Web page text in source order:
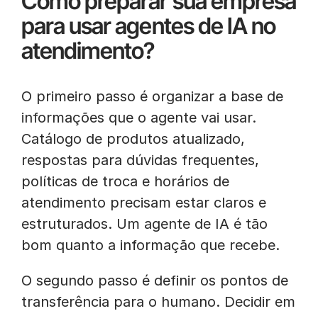
para usar agentes de IA no
atendimento?
O primeiro passo é organizar a base de
informações que o agente vai usar.
Catálogo de produtos atualizado,
respostas para dúvidas frequentes,
políticas de troca e horários de
atendimento precisam estar claros e
estruturados. Um agente de IA é tão
bom quanto a informação que recebe.
O segundo passo é definir os pontos de
transferência para o humano. Decidir em